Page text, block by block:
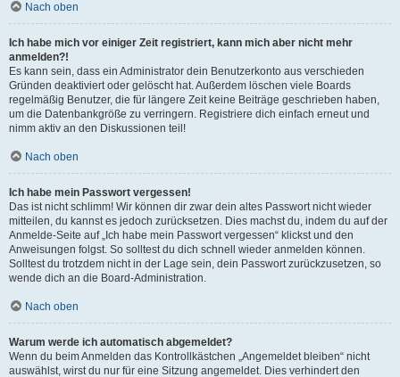
Nach oben
Ich habe mich vor einiger Zeit registriert, kann mich aber nicht mehr
anmelden?!
Es kann sein, dass ein Administrator dein Benutzerkonto aus verschieden
Gründen deaktiviert oder gelöscht hat. Außerdem löschen viele Boards
regelmäßig Benutzer, die für längere Zeit keine Beiträge geschrieben haben,
um die Datenbankgröße zu verringern. Registriere dich einfach erneut und
nimm aktiv an den Diskussionen teil!
Nach oben
Ich habe mein Passwort vergessen!
Das ist nicht schlimm! Wir können dir zwar dein altes Passwort nicht wieder
mitteilen, du kannst es jedoch zurücksetzen. Dies machst du, indem du auf der
Anmelde-Seite auf „Ich habe mein Passwort vergessen“ klickst und den
Anweisungen folgst. So solltest du dich schnell wieder anmelden können.
Solltest du trotzdem nicht in der Lage sein, dein Passwort zurückzusetzen, so
wende dich an die Board-Administration.
Nach oben
Warum werde ich automatisch abgemeldet?
Wenn du beim Anmelden das Kontrollkästchen „Angemeldet bleiben“ nicht
auswählst, wirst du nur für eine Sitzung angemeldet. Dies verhindert den